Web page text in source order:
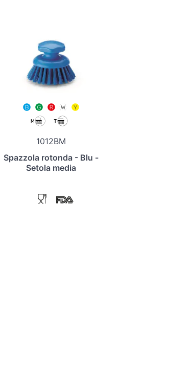
1012BM
Spazzola rotonda - Blu -
Setola media